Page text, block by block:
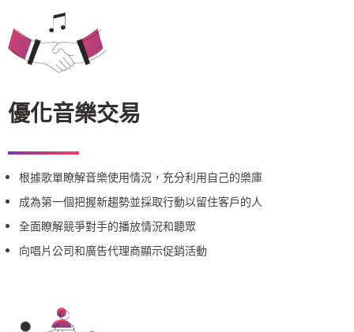
優化音樂交易
根據歌單瞭解音樂使用情況，充分利用自己的樂庫
成為第一個把握新趨勢並採取行動以留住客戶的人
全面瞭解競爭對手的播放情況和聽眾
向唱片公司和廣告代理商顯示促銷活動